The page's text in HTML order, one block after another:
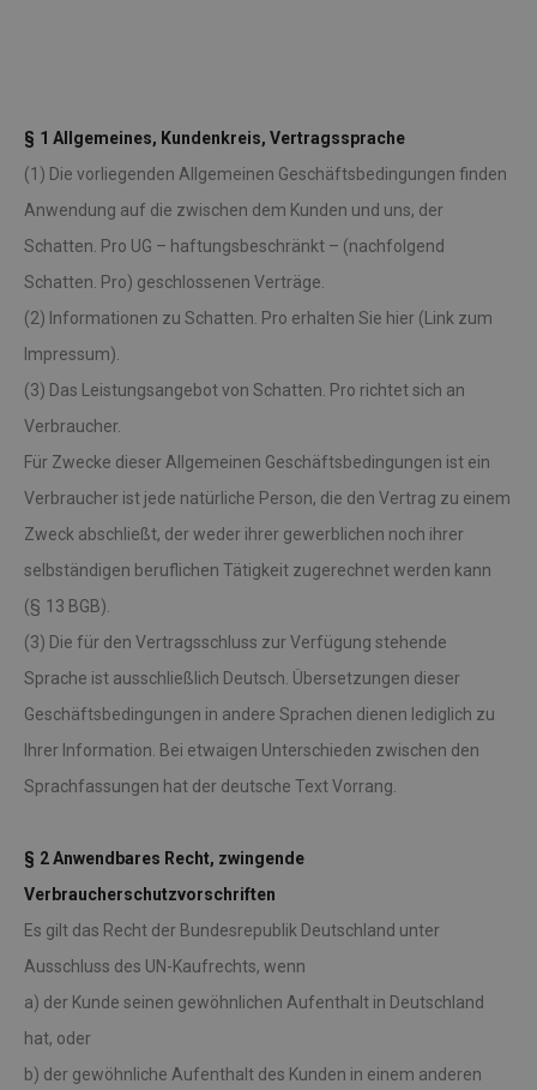
§ 1 Allgemeines, Kundenkreis, Vertragssprache
(1) Die vorliegenden Allgemeinen Geschäftsbedingungen finden
Anwendung auf die zwischen dem Kunden und uns, der
Schatten. Pro UG – haftungsbeschränkt – (nachfolgend
Schatten. Pro) geschlossenen Verträge.
(2) Informationen zu Schatten. Pro erhalten Sie hier (Link zum
Impressum).
(3) Das Leistungsangebot von Schatten. Pro richtet sich an
Verbraucher.
Für Zwecke dieser Allgemeinen Geschäftsbedingungen ist ein
Verbraucher ist jede natürliche Person, die den Vertrag zu einem
Zweck abschließt, der weder ihrer gewerblichen noch ihrer
selbständigen beruflichen Tätigkeit zugerechnet werden kann
(§ 13 BGB).
(3) Die für den Vertragsschluss zur Verfügung stehende
Sprache ist ausschließlich Deutsch. Übersetzungen dieser
Geschäftsbedingungen in andere Sprachen dienen lediglich zu
Ihrer Information. Bei etwaigen Unterschieden zwischen den
Sprachfassungen hat der deutsche Text Vorrang.
§ 2 Anwendbares Recht, zwingende
Verbraucherschutzvorschriften
Es gilt das Recht der Bundesrepublik Deutschland unter
Ausschluss des UN-Kaufrechts, wenn
a) der Kunde seinen gewöhnlichen Aufenthalt in Deutschland
hat, oder
b) der gewöhnliche Aufenthalt des Kunden in einem anderen